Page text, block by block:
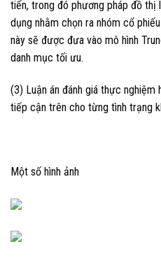
tiến, trong đó phương pháp đồ
dụng nhằm chọn ra nhóm cổ
này sẽ được đưa vào mô hình
danh mục tối ưu.
(3) Luận án đánh giá thực nghiệm
tiếp cận trên cho từng tình trạng
Một số hình ảnh